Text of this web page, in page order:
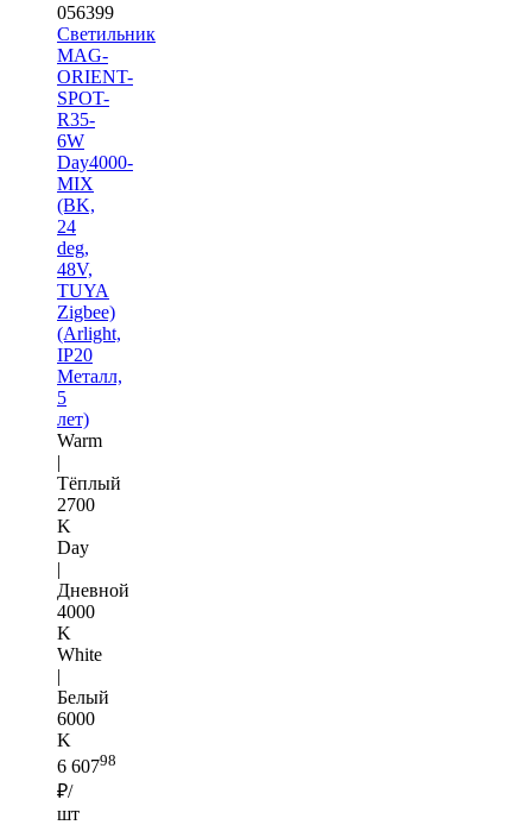
056399
Светильник
MAG-
ORIENT-
SPOT-
R35-
6W
Day4000-
MIX
(BK,
24
deg,
48V,
TUYA
Zigbee)
(Arlight,
IP20
Металл,
5
лет)
Warm
|
Тёплый
2700
K
Day
|
Дневной
4000
K
White
|
Белый
6000
K
6 60798
₽/
шт